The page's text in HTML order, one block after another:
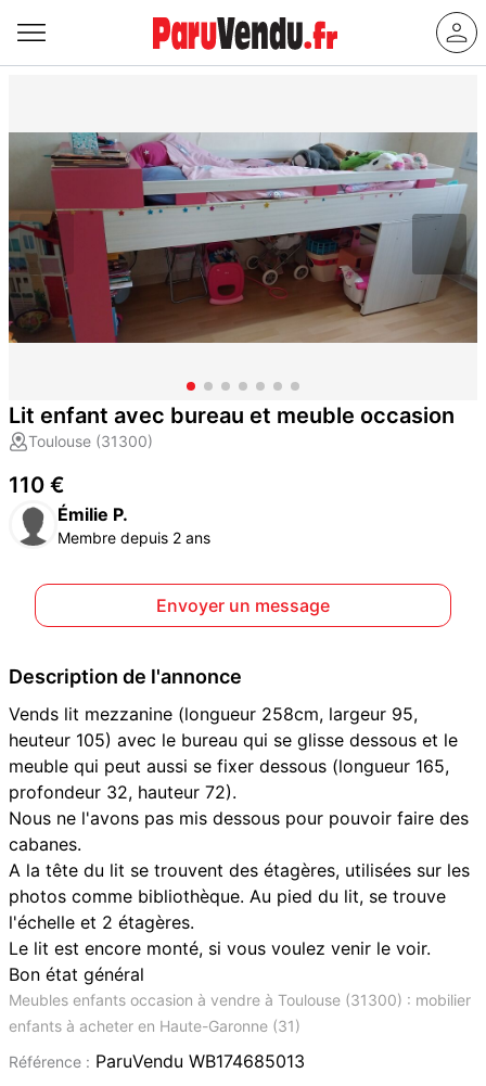
Lit enfant avec bureau et meuble occasion
Toulouse (31300)
110 €
Émilie P.
Membre depuis 2 ans
Envoyer un message
Description de l'annonce
Vends lit mezzanine (longueur 258cm, largeur 95,
heuteur 105) avec le bureau qui se glisse dessous et le
meuble qui peut aussi se fixer dessous (longueur 165,
profondeur 32, hauteur 72).
Nous ne l'avons pas mis dessous pour pouvoir faire des
cabanes.
A la tête du lit se trouvent des étagères, utilisées sur les
photos comme bibliothèque. Au pied du lit, se trouve
l'échelle et 2 étagères.
Le lit est encore monté, si vous voulez venir le voir.
Bon état général
Meubles enfants occasion à vendre à Toulouse (31300) : mobilier
enfants à acheter en Haute-Garonne (31)
Référence : ParuVendu WB174685013